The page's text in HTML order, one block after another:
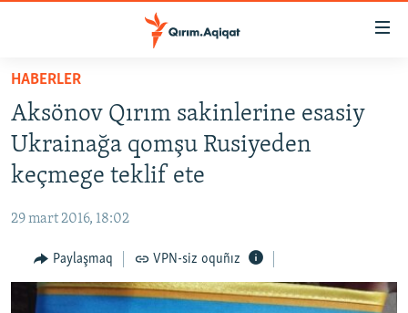
Esas
qaytmaq
Baş
navigatsiyağa
qaytmaq
Qıdıruvğa
HABERLER
SİYASET
İQTİSADİYAT
MEDENİYET
İNSAN AQLARI
VİDEO
HABERLER
Aksönov Qırım sakinlerine esasiy
Ukrainağa qomşu Rusiyeden
keçmege teklif ete
29 mart 2016, 18:02
Paylaşmaq VPN-siz oquñız